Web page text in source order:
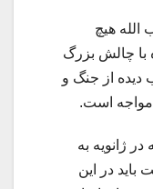
الله هیچ
با چالش بزرگ
دیده از جنگ و
مواجه است.
ژانویه به
در این